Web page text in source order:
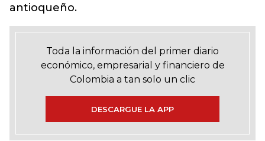
antioqueño.
Toda la información del primer diario
económico, empresarial y financiero de
Colombia a tan solo un clic
DESCARGUE LA APP